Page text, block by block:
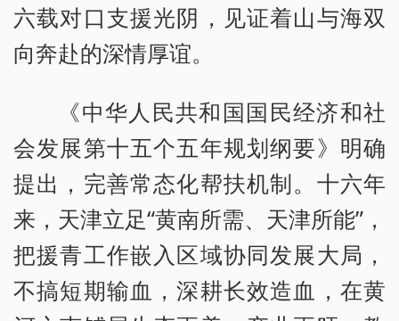
六载对口支援光阴，见证着山与海双
向奔赴的深情厚谊。
《中华人民共和国国民经济和社
会发展第十五个五年规划纲要》明确
提出，完善常态化帮扶机制。十六年
来，天津立足“黄南所需、天津所能”，
把援青工作嵌入区域协同发展大局，
不搞短期输血，深耕长效造血，在黄